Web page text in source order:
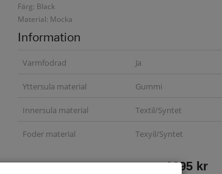
Färg: Black
Material: Mocka
Information
Varmfodrad Ja
Yttersula material Gummi
Innersula material Textil/Syntet
Foder material Texyil/Syntet
1295 kr